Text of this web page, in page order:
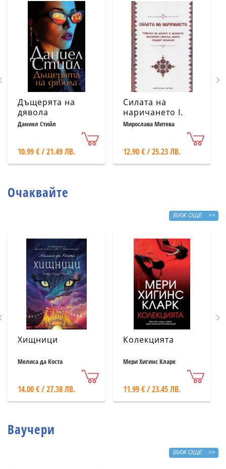
Дъщерята на
дявола
Даниел Стийл
10.99 € / 21.49 ЛВ.
Силата на
наричането І.
Тайната на
български
обичаи, които
Мирослава Митева
12.90 € / 25.23 ЛВ.
Очаквайте
ВИЖ ОЩЕ >>
Хищници
Мелиса да Коста
14.00 € / 27.38 ЛВ.
Колекцията
Мери Хигинс Кларк
11.99 € / 23.45 ЛВ.
Ваучери
ВИЖ ОЩЕ >>